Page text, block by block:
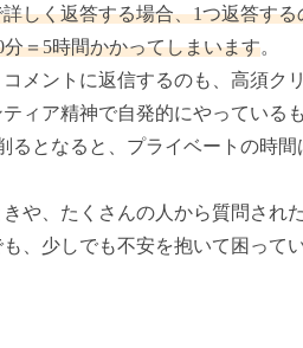
しく返答する場合、1つ返答す
分＝5時間かかってしまいます。
メントに返信するのも、高須ク
ィア精神で自発的にやっている
るとなると、プライベートの時
や、たくさんの人から質問され
、少しでも不安を抱いて困って